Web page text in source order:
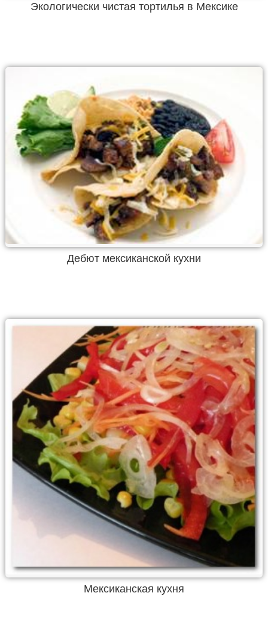
Экологически чистая тортилья в Мексике
Дебют мексиканской кухни
Мексиканская кухня